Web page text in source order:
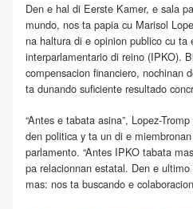
Den e hal di Eerste Kamer, e sala
mundo, nos ta papia cu Marisol
na haltura di e opinion publico cu ta
interparlamentario di reino (IPKO).
compensacion financiero, nochinan
ta dunando suficiente resultado
“Antes e tabata asina”, Lopez-
den politica y ta un di e
parlamento. “Antes IPKO tabata
pa relacionnan estatal. Den e
mas: nos ta buscando e